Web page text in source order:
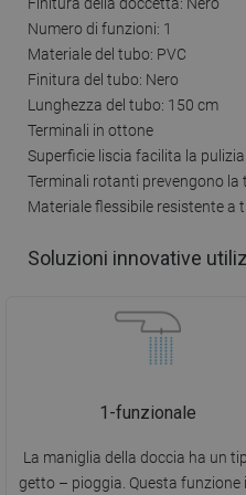
Numero di funzioni: 1
Materiale del tubo: PVC
Finitura del tubo: Nero
Lunghezza del tubo: 150 cm
Terminali in ottone
Superficie liscia facilita la pulizia
Terminali rotanti prevengono la
Materiale flessibile resistente a
Soluzioni innovative
1-funzionale
La maniglia della doccia ha un
getto – pioggia. Questa funzione